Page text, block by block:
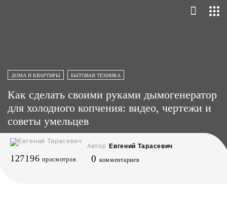
ДОМА И КВАРТИРЫ БЫТОВАЯ ТЕХНИКА
Как сделать своими руками дымогенератор
для холодного копчения: видео, чертежи и
советы умельцев
Автор Евгений Тарасевич
127196 просмотров 0 комментариев